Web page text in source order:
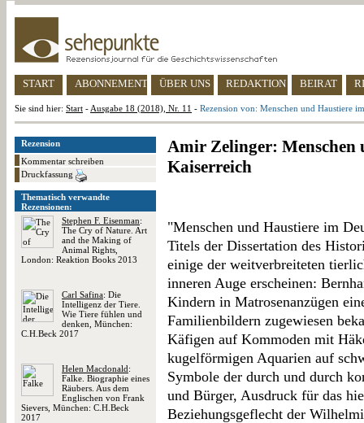
START ABONNEMENT ÜBER UNS REDAKTION BEIRAT
Sie sind hier: Start - Ausgabe 18 (2018), Nr. 11 - Rezension von: Menschen und Haustiere
Rezension
Kommentar schreiben
Druckfassung
Thematisch verwandte
Rezensionen:
Stephen F. Eisenman:
The Cry of Nature. Art
and the Making of
Animal Rights,
London: Reaktion Books 2013
Carl Safina: Die
Intelligenz der Tiere.
Wie Tiere fühlen und
denken, München:
C.H.Beck 2017
Helen Macdonald:
Falke. Biographie eines
Räubers. Aus dem
Englischen von Frank
Sievers, München: C.H.Beck
2017
Amir Zelinger: Menschen
Kaiserreich
"Menschen und Haustiere im
Titels der Dissertation des
einige der weitverbreiteten
inneren Auge erscheinen:
Kindern in Matrosenanzügen
Familienbildern zugewiesen
Käfigen auf Kommoden mit
kugelförmigen Aquarien auf
Symbole der durch und durch
und Bürger, Ausdruck für das
Beziehungsgeflecht der